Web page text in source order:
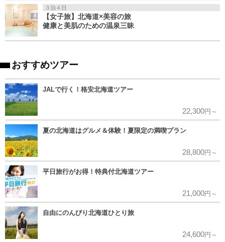
３泊４日
【女子旅】北海道×美容の旅
健康と美肌のための温泉三昧
おすすめツアー
JALで行く！格安北海道ツアー
22,300円～
夏の北海道はグルメ＆体験！夏限定の満喫プラン
28,800円～
平日旅行がお得！特典付北海道ツアー
21,000円～
自由にのんびり北海道ひとり旅
24,600円～